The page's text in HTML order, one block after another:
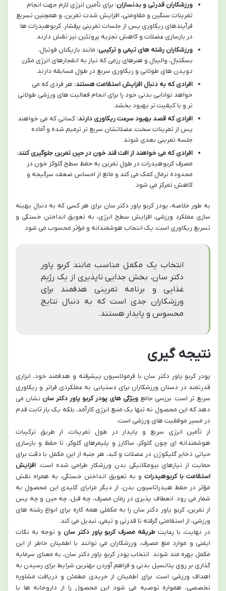
ورزشکاران قدرتی و بدنسازان: برای تأمین انرژی لازم جهت انجام
تمرینات سنگین و مقاومتی، افزایش شدت تمرین، و همچنین تسریع
فرآیندهای ریکاوری پس از جلسات تمرینی پرفشار. کربوهیدرات ها
در بازسازی عضلات و کاهش تجزیه پروتئین نیز نقش دارند.
ورزشکاران رشته های تیمی و ترکیبی: مانند بازیکنان فوتبال،
بسکتبال، والیبال و هنرهای رزمی که نیاز به انفجارهای انرژی مکرر،
دویدن های طولانی و ریکاوری سریع در طول مسابقه دارند.
افرادی که به دنبال افزایش استقامت هستند: هر فردی که می
خواهد توانایی بدنی خود را برای انجام فعالیت های ورزشی طولانی
تر و با کیفیت تر بهبود بخشد.
افرادی که قصد بهبود سرعت ریکاوری دارند: کسانی که می خواهند
پس از تمرینات سخت، عضلاتشان سریع تر ترمیم شده و آماده
جلسه تمرینی بعدی شوند.
افرادی که می خواهند از افت قند خون در حین تمرین جلوگیری کنند:
مصرف کربوهیدرات در طول تمرین به حفظ سطح گلوکز خون در
محدوده نرمال کمک می کند و مانع از احساس ضعف، سرگیجه و
کاهش تمرکز می شود.
به طور خلاصه، پودر کربو پاور دکتر سان برای هر کسی که به دنبال بهینه
سازی عملکرد ورزشی، افزایش سطح انرژی، به تعویق انداختن خستگی و
تسریع ریکاوری است، یک انتخاب هوشمندانه و مؤثر محسوب می شود.
انتخاب یک مکمل مناسب مانند کربو پاور
دکتر سان، بخش جدایی ناپذیری از یک رژیم
غذایی و برنامه تمرینی هدفمند برای
ورزشکاران جدی است که به دنبال نتایج
محسوس و پایدار هستند.
نتیجه گیری
پودر کربو پاور دکتر سان با فرمولاسیون پیشرفته و هدفمند خود، ابزاری
قدرتمند در دستان ورزشکاران برای دستیابی به عملکردی فراتر و ریکاوری
سریع تر است. بررسی جامع ویژگی های پودر کربو پاور دکتر سان نشان می
دهد که این محصول نه تنها یک منبع انرژی کارآمد، بلکه یک یار ثابت قدم
در مسیر موفقیت های ورزشی است.
از تأمین انرژی سریع و پایدار در طول تمرینات، از طریق ترکیبات
هوشمندانه ای چون گلوکز، ساکارز و پلیمرهای گلوکز، تا حفظ و بازسازی
حیاتی ذخایر گلیکوژن در عضلات و کبد، هر جنبه از این مکمل با دقت برای
حمایت از نیازهای بیومکانیکی بدن ورزشکار طراحی شده است. افزایش
استقامت با کربوهیدرات و به تعویق انداختن خستگی، به همراه نقش
مؤثر در حفظ هیدراتاسیون بدن، از دیگر مزایای کلیدی این محصول به
شمار می رود. انعطاف پذیری در زمان مصرف، چه قبل، چه حین و چه پس
از تمرین، کربو پاور دکتر سان را به مکملی همه کاره برای انواع رشته های
ورزشی، از استقامتی گرفته تا قدرتی و تیمی، تبدیل می کند.
در نهایت، با رعایت طریقه مصرف کربو پاور دکتر سان و توجه به نکات
ایمنی و موارد منع مصرف، ورزشکاران می توانند با اطمینان خاطر از این
مکمل بهره مند شوند. انتخاب پودر کربو پاور دکتر سان، به معنای سرمایه
گذاری بر روی پتانسیل بدنی و فراهم آوردن بهترین شرایط برای رسیدن به
اهداف ورزشی است. برای اطمینان از خریدی مطمئن و دریافت مشاوره
تخصصی، همواره توصیه می شود این محصول را از داروخانه ها یا